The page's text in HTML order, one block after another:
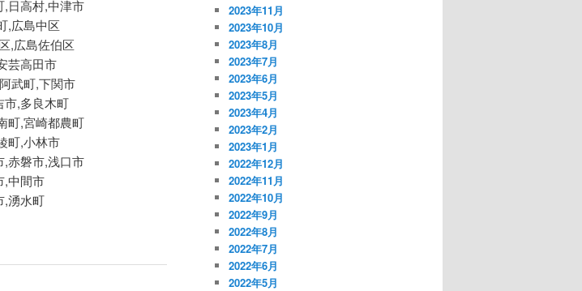
,日高村,中津市
,広島中区
,広島佐伯区
芸高田市
武町,下関市
市,多良木町
町,宮崎都農町
町,小林市
,赤磐市,浅口市
,中間市
,湧水町
2023年11月
2023年10月
2023年8月
2023年7月
2023年6月
2023年5月
2023年4月
2023年2月
2023年1月
2022年12月
2022年11月
2022年10月
2022年9月
2022年8月
2022年7月
2022年6月
2022年5月